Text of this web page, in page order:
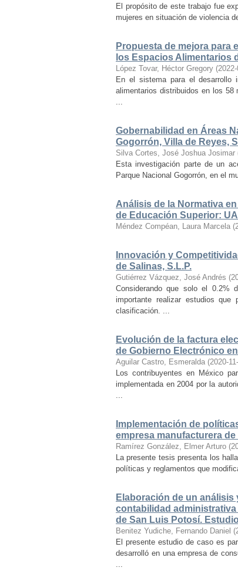
El propósito de este trabajo fue
mujeres en situación de violencia
Propuesta de mejora para
los Espacios Alimentarios
López Tovar, Héctor Gregory (
En el sistema para el desarrollo
alimentarios distribuidos en los
...
Gobernabilidad en Áreas
Gogorrón, Villa de Reyes,
Silva Cortes, José Joshua Josimar
Esta investigación parte de un
Parque Nacional Gogorrón, en el
Análisis de la Normativa
de Educación Superior:
Méndez Compéan, Laura Marcela (
Innovación y
de Salinas, S.L.P.
Gutiérrez Vázquez, José Andrés (
Considerando que solo el 0.2%
importante realizar estudios
clasificación. ...
Evolución de la factura
de Gobierno Electrónico
Aguilar Castro, Esmeralda (2020-
Los contribuyentes en México
implementada en 2004 por la
...
Implementación de
empresa manufacturera de
Ramírez González, Elmer Arturo (
La presente tesis presenta los
políticas y reglamentos que
Elaboración de un
contabilidad
de San Luis Potosí.
Benitez Yudiche, Fernando Daniel (
El presente estudio de caso es
desarrolló en una empresa de
...